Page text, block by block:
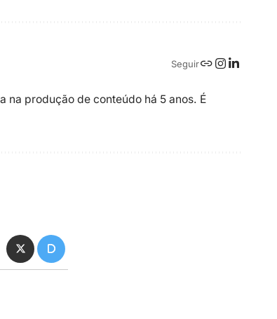
Seguir
na produção de conteúdo há 5 anos. É